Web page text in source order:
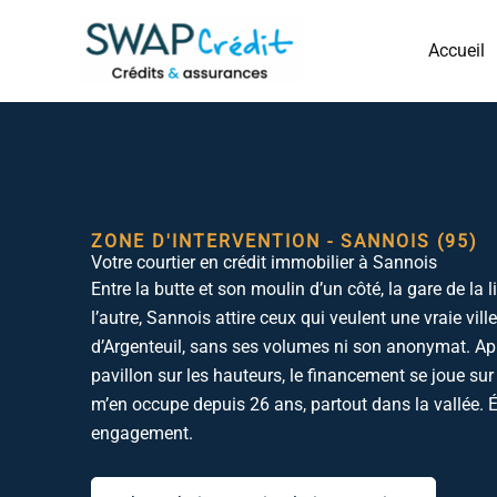
Accueil
ZONE D'INTERVENTION - SANNOIS (95)
Votre courtier en crédit immobilier à Sannois
Entre la butte et son moulin d’un côté, la gare de la
l’autre, Sannois attire ceux qui veulent une vraie
d’Argenteuil, sans ses volumes ni son anonymat.
pavillon sur les hauteurs, le financement se joue
m’en occupe depuis 26 ans, partout dans la vallée.
engagement.